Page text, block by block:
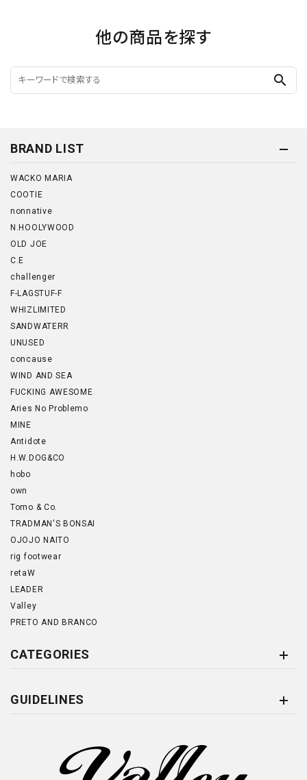
他の商品を探す
search
BRAND LIST
WACKO MARIA
COOTIE
nonnative
N.HOOLYWOOD
OLD JOE
C.E
challenger
F-LAGSTUF-F
WHIZLIMITED
SANDWATERR
UNUSED
concause
WIND AND SEA
FUCKING AWESOME
Aries No Problemo
MINE
Antidote
H.W.DOG&CO
hobo
own
Tomo & Co.
TRADMAN'S BONSAI
OJOJO NAITO
rig footwear
retaW
LEADER
Valley
PRETO AND BRANCO
CATEGORIES
GUIDELINES